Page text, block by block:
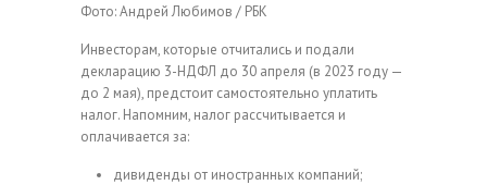
Фото: Андрей Любимов / РБК
Инвесторам, которые отчитались и подали
декларацию 3-НДФЛ до 30 апреля (в 2023 году —
до 2 мая), предстоит самостоятельно уплатить
налог. Напомним, налог рассчитывается и
оплачивается за:
дивиденды от иностранных компаний;